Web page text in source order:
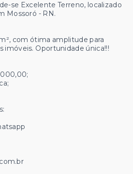
se Excelente Terreno, localizado
Mossoró - RN.
com ótima amplitude para
imóveis. Oportunidade única!!!